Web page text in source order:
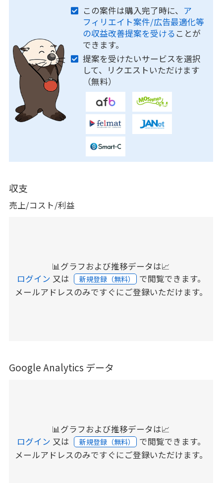
この案件は購入完了時に、 ア
フィリエイト案件/広告最適化等
の収益改善提案を受ける ことが
できます。
提案を受けたいサービスを選択
して、リクエストいただけます
（無料）
収支
売上/コスト/利益
📊グラフおよび推移データは📈
ログイン 又は 新規登録（無料） で閲覧できます。
メールアドレスのみですぐにご登録いただけます。
Google Analytics データ
📊グラフおよび推移データは📈
ログイン 又は 新規登録（無料） で閲覧できます。
メールアドレスのみですぐにご登録いただけます。